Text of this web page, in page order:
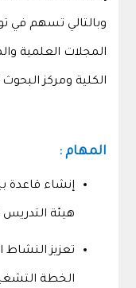
وبالتالي تسهم في
المجلات العلمية
الكلية ومركز
المهام :
إنشاء قاعدة
هيئة التدريس
تعزيز النشاط
الخطة